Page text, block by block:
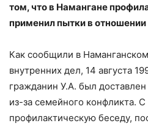
том, что в Намангане
применил пытки в
Как сообщили в
внутренних дел, 14 августа
гражданин У.А. был
из-за семейного конфликта.
профилактическую беседу,